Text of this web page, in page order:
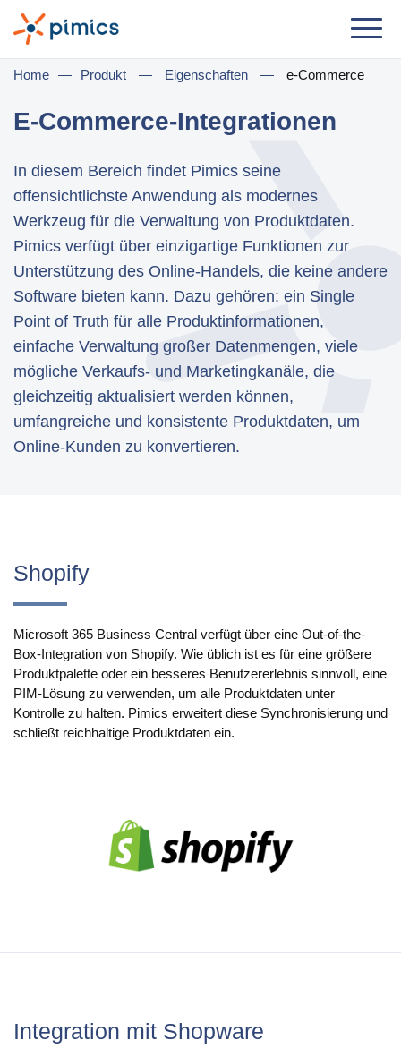
Lösung
Nach Jobrolle
IT-Manager
Geschäftsführer
Nach Geschäftsbedarf
E-Commerce
Produktion
PIM für Marketing
Eigenschaften
Integration mit Plattformen
e-Commerce
Channels & Publishing
Druckkataloge
Anwendungsfälle
Microsoft Dynamics 365 Business Central
Home — Produkt — Eigenschaften — e-Commerce
E-Commerce-Integrationen
In diesem Bereich findet Pimics seine
offensichtlichste Anwendung als modernes
Werkzeug für die Verwaltung von Produktdaten.
Pimics verfügt über einzigartige Funktionen zur
Unterstützung des Online-Handels, die keine andere
Software bieten kann. Dazu gehören: ein Single
Point of Truth für alle Produktinformationen,
einfache Verwaltung großer Datenmengen, viele
mögliche Verkaufs- und Marketingkanäle, die
gleichzeitig aktualisiert werden können,
umfangreiche und konsistente Produktdaten, um
Online-Kunden zu konvertieren.
Shopify
Microsoft 365 Business Central verfügt über eine Out-of-the-
Box-Integration von Shopify. Wie üblich ist es für eine größere
Produktpalette oder ein besseres Benutzererlebnis sinnvoll, eine
PIM-Lösung zu verwenden, um alle Produktdaten unter
Kontrolle zu halten. Pimics erweitert diese Synchronisierung und
schließt reichhaltige Produktdaten ein.
Integration mit Shopware